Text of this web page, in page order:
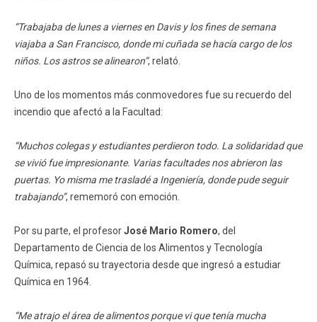
“Trabajaba de lunes a viernes en Davis y los fines de semana
viajaba a San Francisco, donde mi cuñada se hacía cargo de los
niños. Los astros se alinearon”, relató.
Uno de los momentos más conmovedores fue su recuerdo del
incendio que afectó a la Facultad:
“Muchos colegas y estudiantes perdieron todo. La solidaridad que
se vivió fue impresionante. Varias facultades nos abrieron las
puertas. Yo misma me trasladé a Ingeniería, donde pude seguir
trabajando”, rememoró con emoción.
Por su parte, el profesorJosé Mario Romero, del
Departamento de Ciencia de los Alimentos y Tecnología
Química, repasó su trayectoria desde que ingresó a estudiar
Química en 1964.
“Me atrajo el área de alimentos porque vi que tenía mucha